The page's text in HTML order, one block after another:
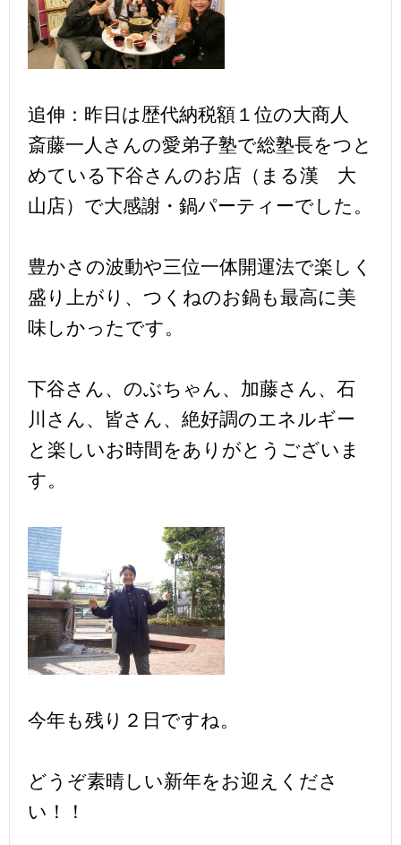
追伸：昨日は歴代納税額１位の大商人
斎藤一人さんの愛弟子塾で総塾長をつと
めている下谷さんのお店（まる漢 大
山店）で大感謝・鍋パーティーでした。
豊かさの波動や三位一体開運法で楽しく
盛り上がり、つくねのお鍋も最高に美
味しかったです。
下谷さん、のぶちゃん、加藤さん、石
川さん、皆さん、絶好調のエネルギー
と楽しいお時間をありがとうございま
す。
今年も残り２日ですね。
どうぞ素晴しい新年をお迎えくださ
い！！